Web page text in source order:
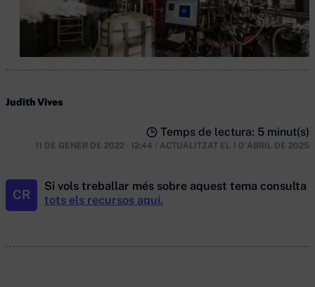
Judith Vives
Temps de lectura: 5 minut(s)
11 DE GENER DE 2022 · 12:44 / ACTUALITZAT EL 1 D'ABRIL DE 2025
CR
Si vols treballar més sobre aquest tema consulta
tots els recursos aquí.